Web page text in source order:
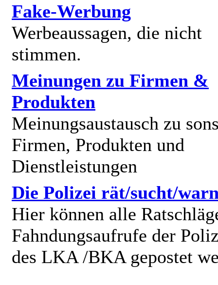
Fake-Werbung
Werbeaussagen, die nicht
stimmen.
Meinungen zu Firmen &
Produkten
Meinungsaustausch zu
Firmen, Produkten und
Dienstleistungen
Die Polizei rät/sucht/
Hier können alle
Fahndungsaufrufe der
des LKA /BKA gepostet